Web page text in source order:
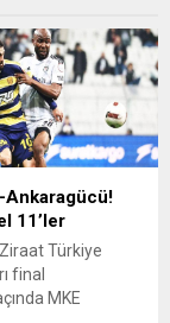
Ankaragücü!
11’ler
Türkiye
final
MKE